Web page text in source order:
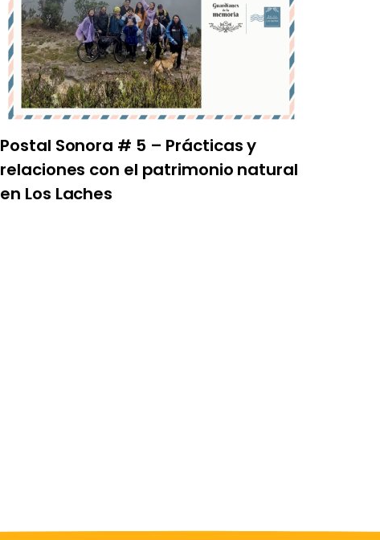
Postal Sonora # 5 – Prácticas y
relaciones con el patrimonio natural
en Los Laches